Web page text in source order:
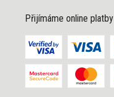
Přijímáme online platby